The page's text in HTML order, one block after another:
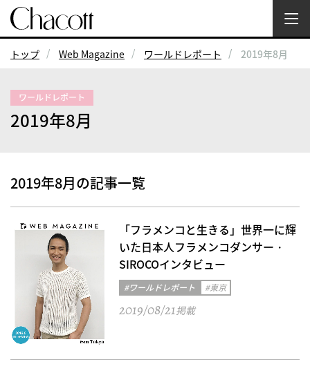
トップ Web Magazine ワールドレポート 2019年8月
ワールドレポート
2019年8月
2019年8月の記事一覧
「フラメンコと生きる」世界一に輝
いた日本人フラメンコダンサー・
SIROCOインタビュー
#ワールドレポート #東京
2019/08/21掲載